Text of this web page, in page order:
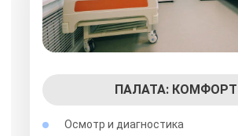
ПАЛАТА: КОМФОРТ
Осмотр и диагностика